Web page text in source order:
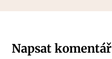
Napsat komentář